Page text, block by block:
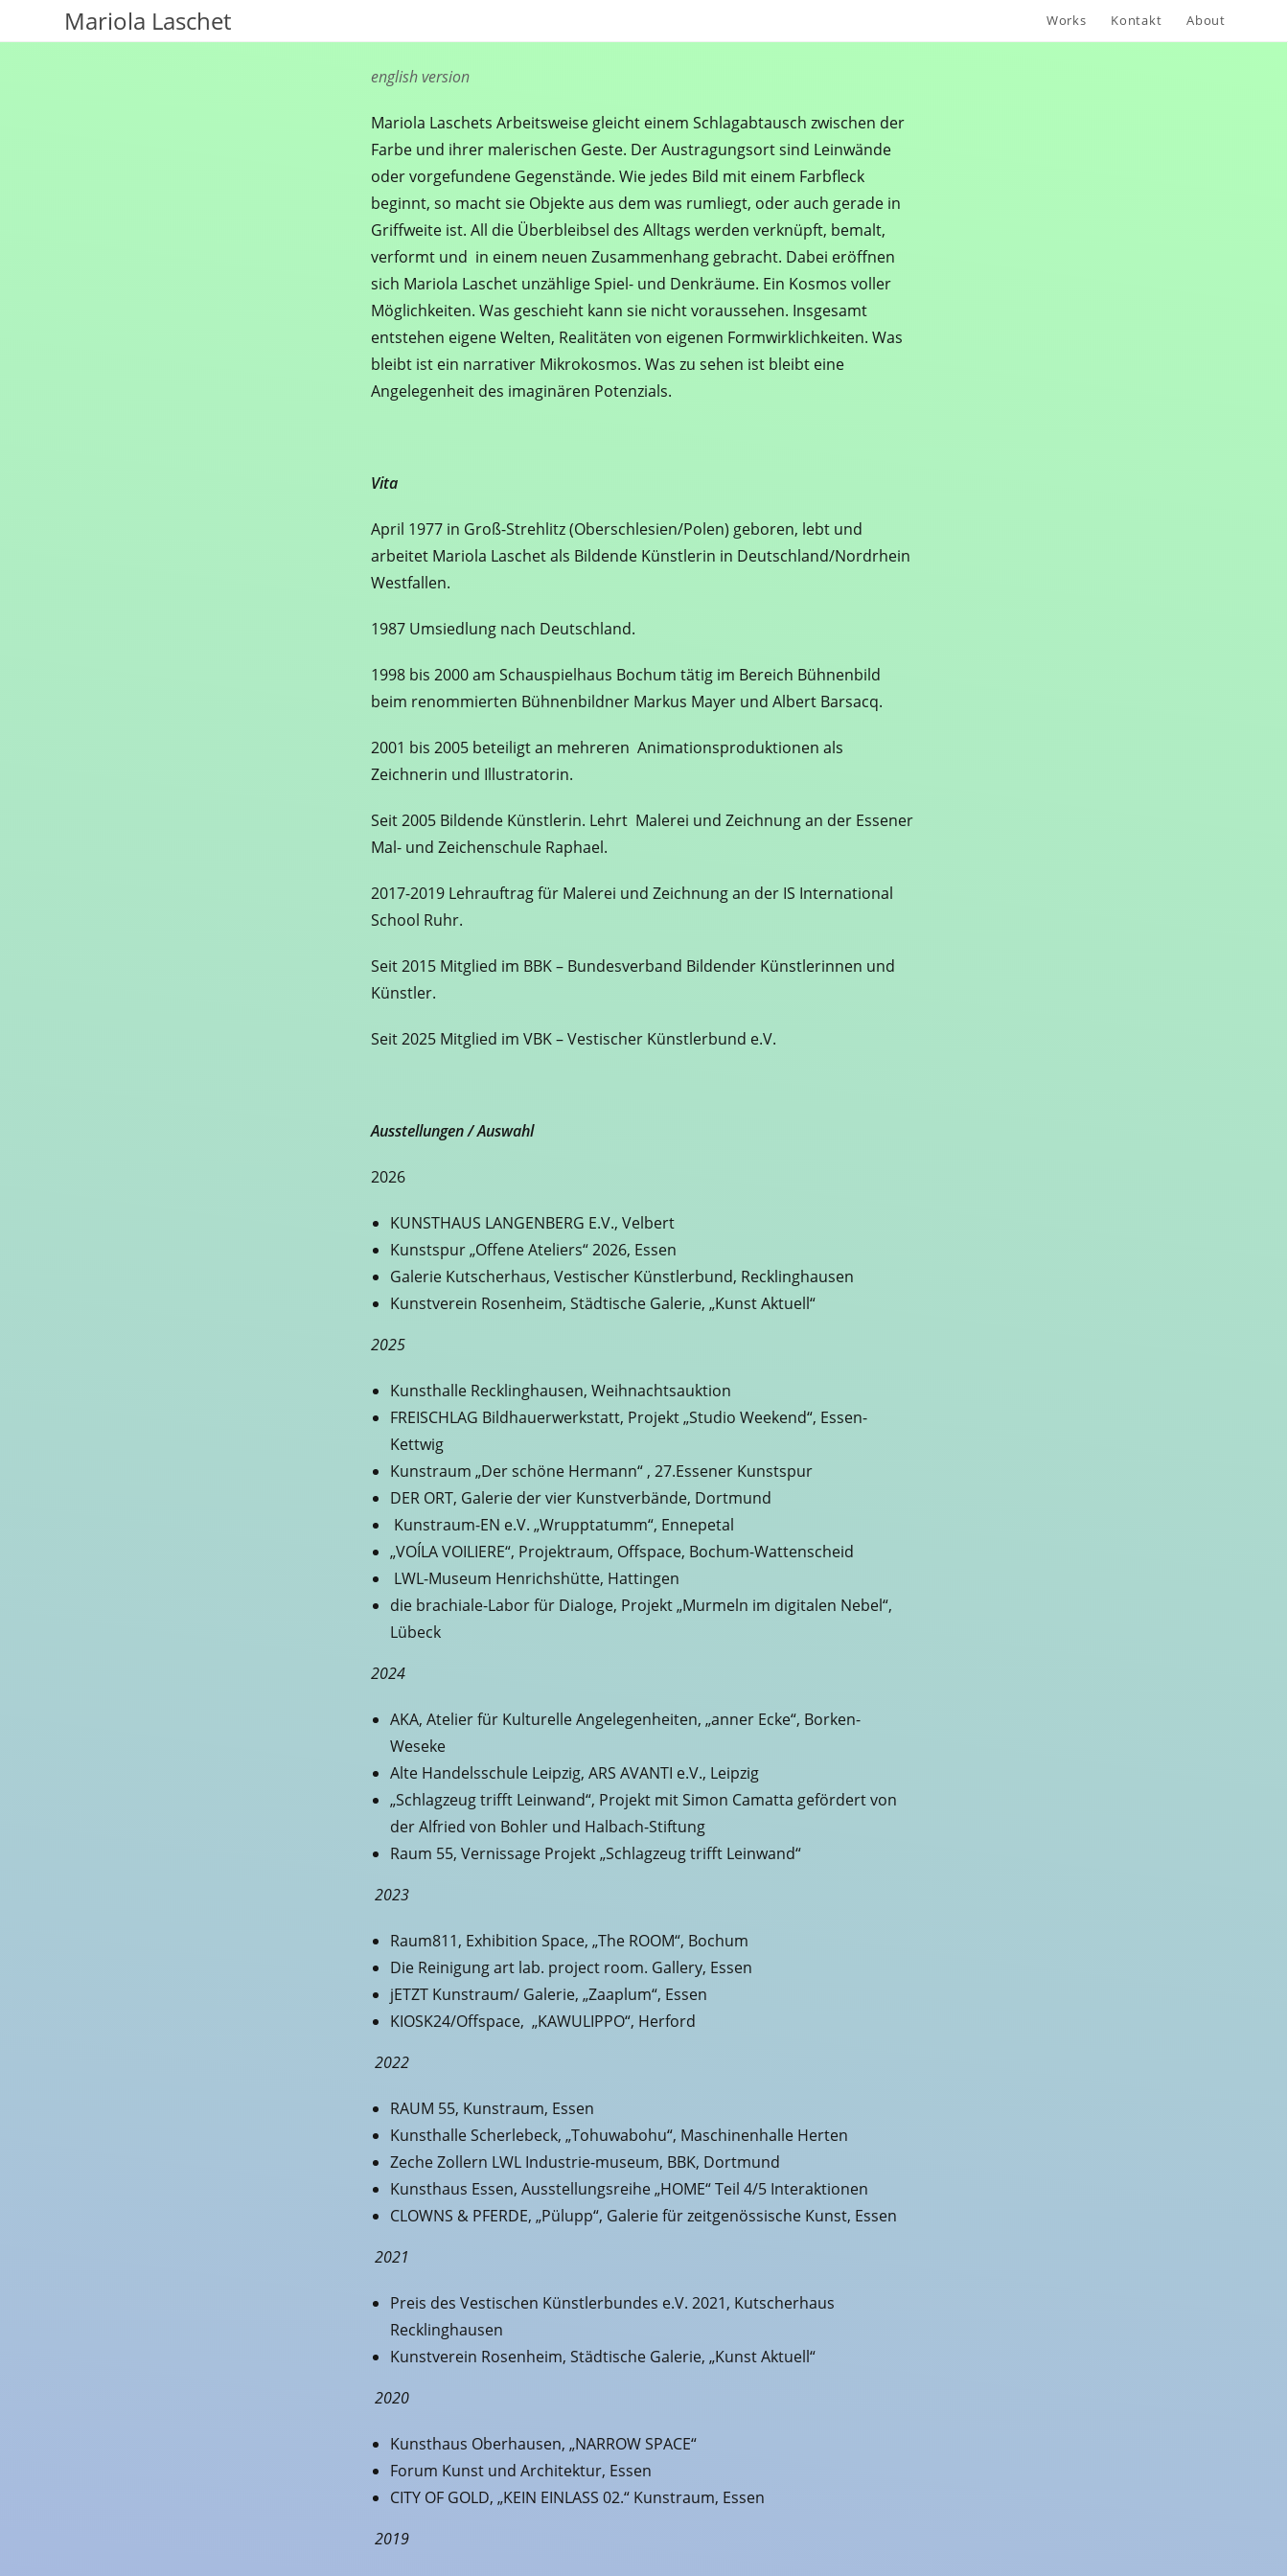
Mariola Laschet Works Kontakt About
english version
Mariola Laschets Arbeitsweise gleicht einem Schlagabtausch zwischen der
Farbe und ihrer malerischen Geste. Der Austragungsort sind Leinwände
oder vorgefundene Gegenstände. Wie jedes Bild mit einem Farbfleck
beginnt, so macht sie Objekte aus dem was rumliegt, oder auch gerade in
Griffweite ist. All die Überbleibsel des Alltags werden verknüpft, bemalt,
verformt und in einem neuen Zusammenhang gebracht. Dabei eröffnen
sich Mariola Laschet unzählige Spiel- und Denkräume. Ein Kosmos voller
Möglichkeiten. Was geschieht kann sie nicht voraussehen. Insgesamt
entstehen eigene Welten, Realitäten von eigenen Formwirklichkeiten. Was
bleibt ist ein narrativer Mikrokosmos. Was zu sehen ist bleibt eine
Angelegenheit des imaginären Potenzials.
Vita
April 1977 in Groß-Strehlitz (Oberschlesien/Polen) geboren, lebt und
arbeitet Mariola Laschet als Bildende Künstlerin in Deutschland/Nordrhein
Westfallen.
1987 Umsiedlung nach Deutschland.
1998 bis 2000 am Schauspielhaus Bochum tätig im Bereich Bühnenbild
beim renommierten Bühnenbildner Markus Mayer und Albert Barsacq.
2001 bis 2005 beteiligt an mehreren Animationsproduktionen als
Zeichnerin und Illustratorin.
Seit 2005 Bildende Künstlerin. Lehrt Malerei und Zeichnung an der Essener
Mal- und Zeichenschule Raphael.
2017-2019 Lehrauftrag für Malerei und Zeichnung an der IS International
School Ruhr.
Seit 2015 Mitglied im BBK – Bundesverband Bildender Künstlerinnen und
Künstler.
Seit 2025 Mitglied im VBK – Vestischer Künstlerbund e.V.
Ausstellungen / Auswahl
2026
KUNSTHAUS LANGENBERG E.V., Velbert
Kunstspur „Offene Ateliers“ 2026, Essen
Galerie Kutscherhaus, Vestischer Künstlerbund, Recklinghausen
Kunstverein Rosenheim, Städtische Galerie, „Kunst Aktuell“
2025
Kunsthalle Recklinghausen, Weihnachtsauktion
FREISCHLAG Bildhauerwerkstatt, Projekt „Studio Weekend“, Essen-
Kettwig
Kunstraum „Der schöne Hermann“ , 27.Essener Kunstspur
DER ORT, Galerie der vier Kunstverbände, Dortmund
Kunstraum-EN e.V. „Wrupptatumm“, Ennepetal
„VOÍLA VOILIERE“, Projektraum, Offspace, Bochum-Wattenscheid
LWL-Museum Henrichshütte, Hattingen
die brachiale-Labor für Dialoge, Projekt „Murmeln im digitalen Nebel“,
Lübeck
2024
AKA, Atelier für Kulturelle Angelegenheiten, „anner Ecke“, Borken-
Weseke
Alte Handelsschule Leipzig, ARS AVANTI e.V., Leipzig
„Schlagzeug trifft Leinwand“, Projekt mit Simon Camatta gefördert von
der Alfried von Bohler und Halbach-Stiftung
Raum 55, Vernissage Projekt „Schlagzeug trifft Leinwand“
2023
Raum811, Exhibition Space, „The ROOM“, Bochum
Die Reinigung art lab. project room. Gallery, Essen
jETZT Kunstraum/ Galerie, „Zaaplum“, Essen
KIOSK24/Offspace, „KAWULIPPO“, Herford
2022
RAUM 55, Kunstraum, Essen
Kunsthalle Scherlebeck, „Tohuwabohu“, Maschinenhalle Herten
Zeche Zollern LWL Industrie-museum, BBK, Dortmund
Kunsthaus Essen, Ausstellungsreihe „HOME“ Teil 4/5 Interaktionen
CLOWNS & PFERDE, „Pülupp“, Galerie für zeitgenössische Kunst, Essen
2021
Preis des Vestischen Künstlerbundes e.V. 2021, Kutscherhaus
Recklinghausen
Kunstverein Rosenheim, Städtische Galerie, „Kunst Aktuell“
2020
Kunsthaus Oberhausen, „NARROW SPACE“
Forum Kunst und Architektur, Essen
CITY OF GOLD, „KEIN EINLASS 02.“ Kunstraum, Essen
2019